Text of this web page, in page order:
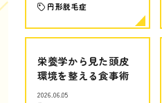
円形脱毛症
栄養学から見た頭皮
環境を整える食事術
2026.06.05